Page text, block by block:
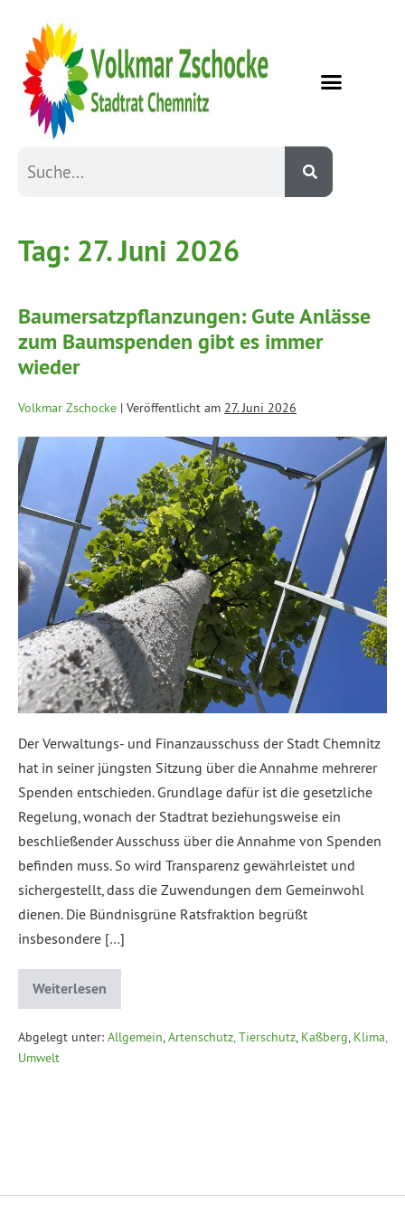
Tag: 27. Juni 2026
Baumersatzpflanzungen: Gute Anlässe
zum Baumspenden gibt es immer
wieder
Volkmar Zschocke | Veröffentlicht am 27. Juni 2026
Der Verwaltungs- und Finanzausschuss der Stadt Chemnitz
hat in seiner jüngsten Sitzung über die Annahme mehrerer
Spenden entschieden. Grundlage dafür ist die gesetzliche
Regelung, wonach der Stadtrat beziehungsweise ein
beschließender Ausschuss über die Annahme von Spenden
befinden muss. So wird Transparenz gewährleistet und
sichergestellt, dass die Zuwendungen dem Gemeinwohl
dienen. Die Bündnisgrüne Ratsfraktion begrüßt
insbesondere […]
Weiterlesen
Abgelegt unter: Allgemein Artenschutz, Tierschutz Kaßberg Klima,
Umwelt